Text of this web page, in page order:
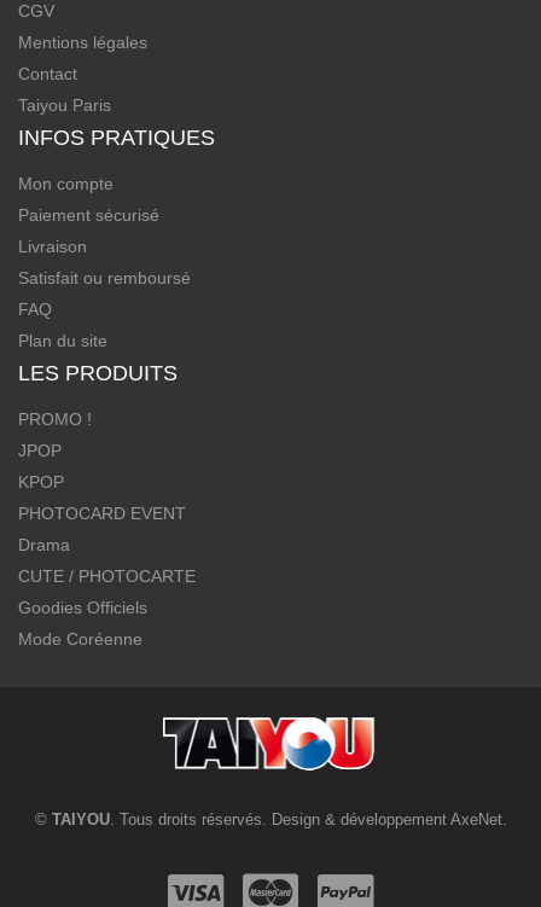
CGV
Mentions légales
Contact
Taiyou Paris
INFOS PRATIQUES
Mon compte
Paiement sécurisé
Livraison
Satisfait ou remboursé
FAQ
Plan du site
LES PRODUITS
PROMO !
JPOP
KPOP
PHOTOCARD EVENT
Drama
CUTE / PHOTOCARTE
Goodies Officiels
Mode Coréenne
© TAIYOU. Tous droits réservés. Design & développement AxeNet.